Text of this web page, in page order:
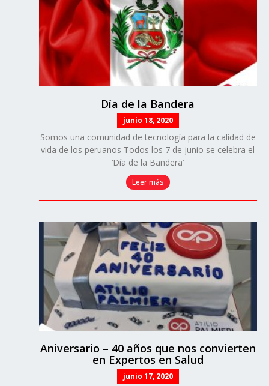
Día de la Bandera
junio 18, 2020
Somos una comunidad de tecnología para la calidad de
vida de los peruanos Todos los 7 de junio se celebra el
‘Día de la Bandera’
Leer más
Aniversario – 40 años que nos convierten
en Expertos en Salud
junio 17, 2020